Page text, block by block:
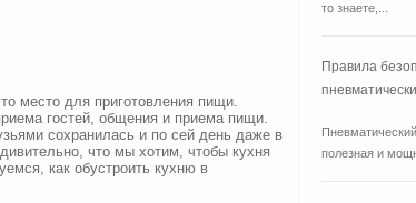
место для приготовления пищи.
гостей, общения и приема пищи.
сохранилась и по сей день даже в
что мы хотим, чтобы кухня
как обустроить кухню в
то знаете,...
Правила
полезная и